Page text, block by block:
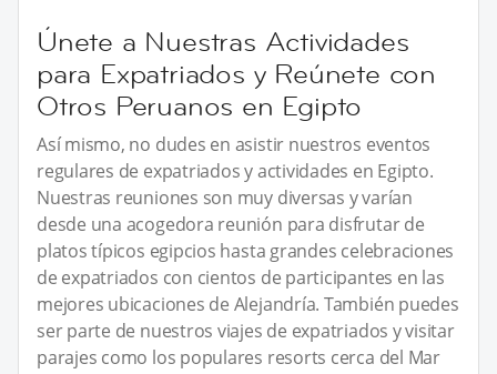
Únete a Nuestras Actividades
para Expatriados y Reúnete con
Otros Peruanos en Egipto
Así mismo, no dudes en asistir nuestros eventos
regulares de expatriados y actividades en Egipto.
Nuestras reuniones son muy diversas y varían
desde una acogedora reunión para disfrutar de
platos típicos egipcios hasta grandes celebraciones
de expatriados con cientos de participantes en las
mejores ubicaciones de Alejandría. También puedes
ser parte de nuestros viajes de expatriados y visitar
parajes como los populares resorts cerca del Mar